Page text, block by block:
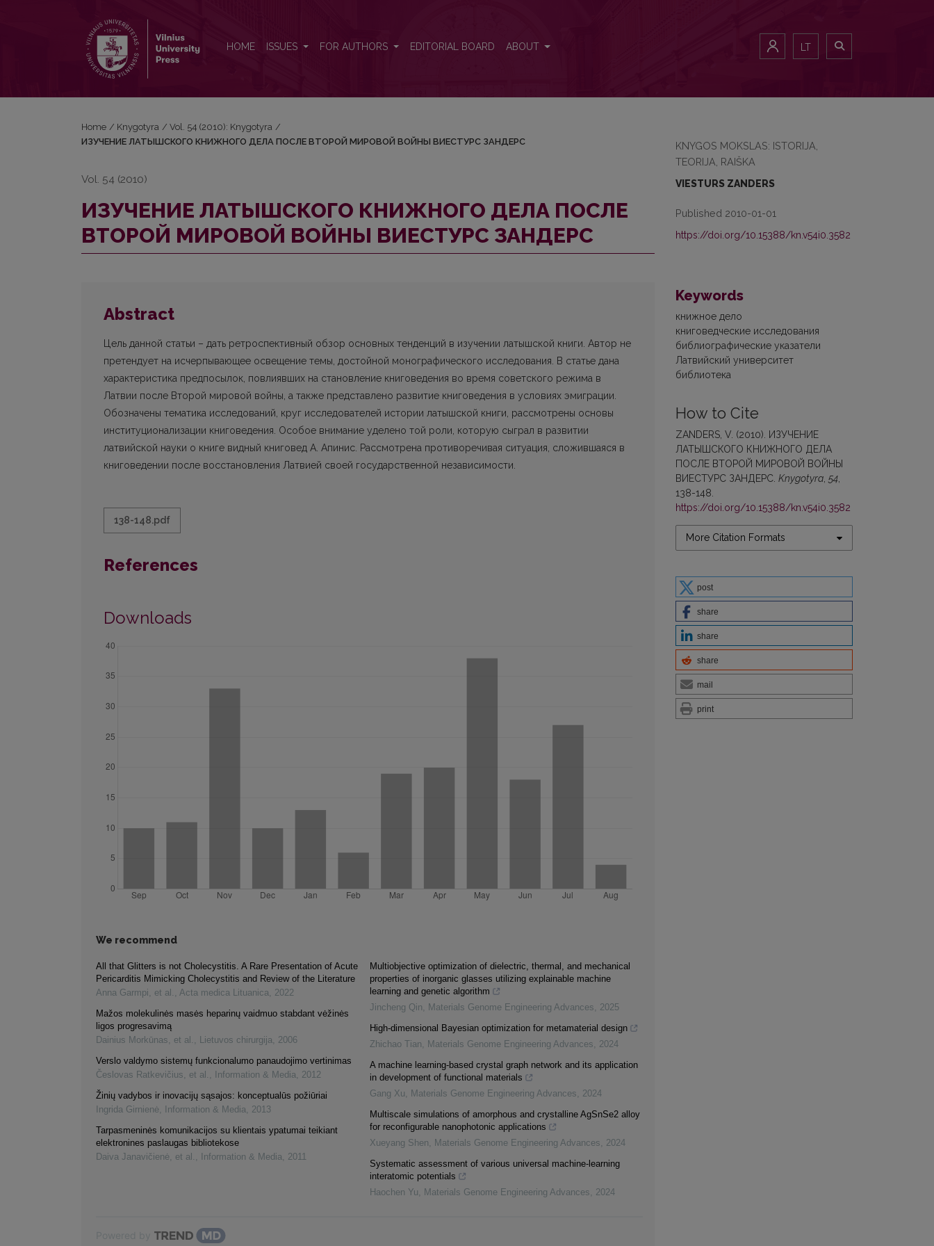
HOME ISSUES FOR AUTHORS EDITORIAL BOARD ABOUT LT
KNYGOS MOKSLAS: ISTORIJA,
TEORIJA, RAIŠKA
VIESTURS ZANDERS
Published 2010-01-01
https://doi.org/10.15388/kn.v54i0.3582
Keywords
книжное дело
книговедческие исследования
библиографические указатели
Латвийский университет
библиотека
How to Cite
ZANDERS, V. (2010). ИЗУЧЕНИЕ
ЛАТЫШСКОГО КНИЖНОГО ДЕЛА
ПОСЛЕ ВТОРОЙ МИРОВОЙ ВОЙНЫ
ВИЕСТУРС ЗАНДЕРС. Knygotyra 54
138-148.
https://doi.org/10.15388/kn.v54i0.3582
More Citation Formats
post
share
share
share
mail
print
Home / Knygotyra / Vol. 54 (2010): Knygotyra /
ИЗУЧЕНИЕ ЛАТЫШСКОГО КНИЖНОГО ДЕЛА ПОСЛЕ ВТОРОЙ МИРОВОЙ ВОЙНЫ ВИЕСТУРС ЗАНДЕРС
Vol. 54 (2010)
ИЗУЧЕНИЕ ЛАТЫШСКОГО КНИЖНОГО ДЕЛА ПОСЛЕ
ВТОРОЙ МИРОВОЙ ВОЙНЫ ВИЕСТУРС ЗАНДЕРС
Abstract
Цель данной статьи – дать ретроспективный обзор основных тенденций в изучении латышской книги. Автор не
претендует на исчерпывающее освещение темы, достойной монографического исследования. В статье дана
характеристика предпосылок, повлиявших на становление книговедения во время советского режима в
Латвии после Второй мировой войны, а также представлено развитие книговедения в условиях эмиграции.
Обозначены тематика исследований, круг исследователей истории латышской книги, рассмотрены основы
институционализации книговедения. Особое внимание уделено той роли, которую сыграл в развитии
латвийской науки о книге видный книговед А. Апинис. Рассмотрена противоречивая ситуация, сложившаяся в
книговедении после восстановления Латвией своей государственной независимости.
138-148.pdf
References
Downloads
We recommend
All that Glitters is not Cholecystitis. A Rare Presentation of Acute
Pericarditis Mimicking Cholecystitis and Review of the Literature
Anna Garmpi, et al. , Acta medica Lituanica, 2022
Mažos molekulinės masės heparinų vaidmuo stabdant vėžinės
ligos progresavimą
Dainius Morkūnas, et al. , Lietuvos chirurgija, 2006
Verslo valdymo sistemų funkcionalumo panaudojimo vertinimas
Česlovas Ratkevičius, et al. , Information & Media, 2012
Žinių vadybos ir inovacijų sąsajos: konceptualūs požiūriai
Ingrida Girnienė, Information & Media, 2013
Tarpasmeninės komunikacijos su klientais ypatumai teikiant
elektronines paslaugas bibliotekose
Daiva Janavičienė, et al. , Information & Media, 2011
Multiobjective optimization of dielectric, thermal, and mechanical
properties of inorganic glasses utilizing explainable machine
learning and genetic algorithm
Jincheng Qin, Materials Genome Engineering Advances, 2025
High-dimensional Bayesian optimization for metamaterial design
Zhichao Tian, Materials Genome Engineering Advances, 2024
A machine learning-based crystal graph network and its application
in development of functional materials
Gang Xu, Materials Genome Engineering Advances, 2024
Multiscale simulations of amorphous and crystalline AgSnSe2 alloy
for reconfigurable nanophotonic applications
Xueyang Shen, Materials Genome Engineering Advances, 2024
Systematic assessment of various universal machine-learning
interatomic potentials
Haochen Yu, Materials Genome Engineering Advances, 2024